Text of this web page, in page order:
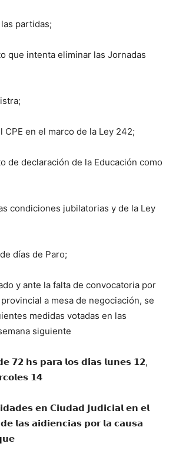
partidas;
que intenta eliminar las Jornadas
CPE en el marco de la Ley 242;
de declaración de la Educación como
condiciones jubilatorias y de la Ley
días de Paro;
y ante la falta de convocatoria por
a mesa de negociación, se
medidas votadas en las
siguiente
𝟳𝟮 𝗵𝘀 𝗽𝗮𝗿𝗮 𝗹𝗼𝘀 𝗱𝗶́𝗮𝘀 𝗹𝘂𝗻𝗲𝘀 𝟭𝟮,
𝟭𝟰
𝗲𝗻 𝗖𝗶𝘂𝗱𝗮𝗱 𝗝𝘂𝗱𝗶𝗰𝗶𝗮𝗹 𝗲𝗻 𝗲𝗹
𝗹𝗮𝘀 𝗮𝗶𝗱𝗶𝗲𝗻𝗰𝗶𝗮𝘀 𝗽𝗼𝗿 𝗹𝗮 𝗰𝗮𝘂𝘀𝗮